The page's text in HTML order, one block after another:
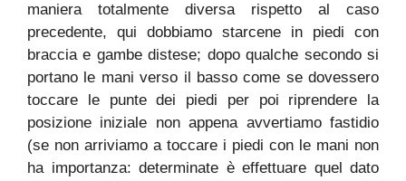
maniera totalmente diversa rispetto al caso
precedente, qui dobbiamo starcene in piedi con
braccia e gambe distese; dopo qualche secondo si
portano le mani verso il basso come se dovessero
toccare le punte dei piedi per poi riprendere la
posizione iniziale non appena avvertiamo fastidio
(se non arriviamo a toccare i piedi con le mani non
ha importanza: determinate è effettuare quel dato